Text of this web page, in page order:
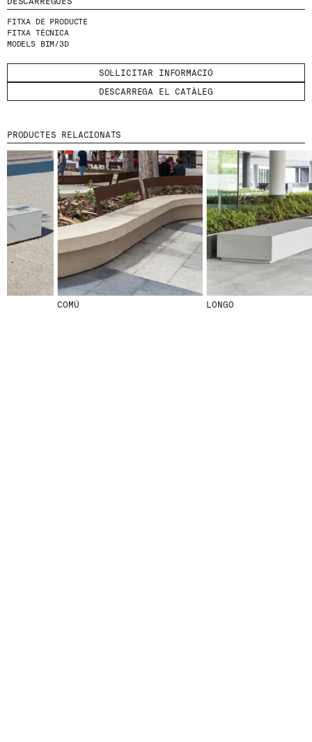
FITXA DE PRODUCTE
FITXA TÈCNICA
MODELS BIM/3D
SOL·LICITAR INFORMACIÓ
DESCARREGA EL CATÀLEG
PRODUCTES RELACIONATS
COMÚ LONGO
© 2026 ESCOFET 1886 S.A.